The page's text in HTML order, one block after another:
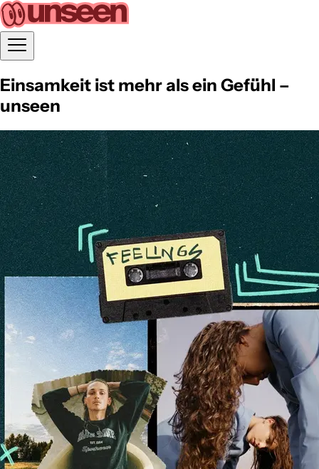
Einsamkeit ist mehr als ein Gefühl –
unseen